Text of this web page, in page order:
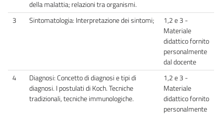
della malattia; relazioni tra organismi.
3 Sintomatologia: Interpretazione dei sintomi;
1,2 e 3 -
Materiale
didattico fornito
personalmente
dal docente
4
Diagnosi: Concetto di diagnosi e tipi di
diagnosi. I postulati di Koch. Tecniche
tradizionali, tecniche immunologiche.
1,2 e 3 -
Materiale
didattico fornito
personalmente